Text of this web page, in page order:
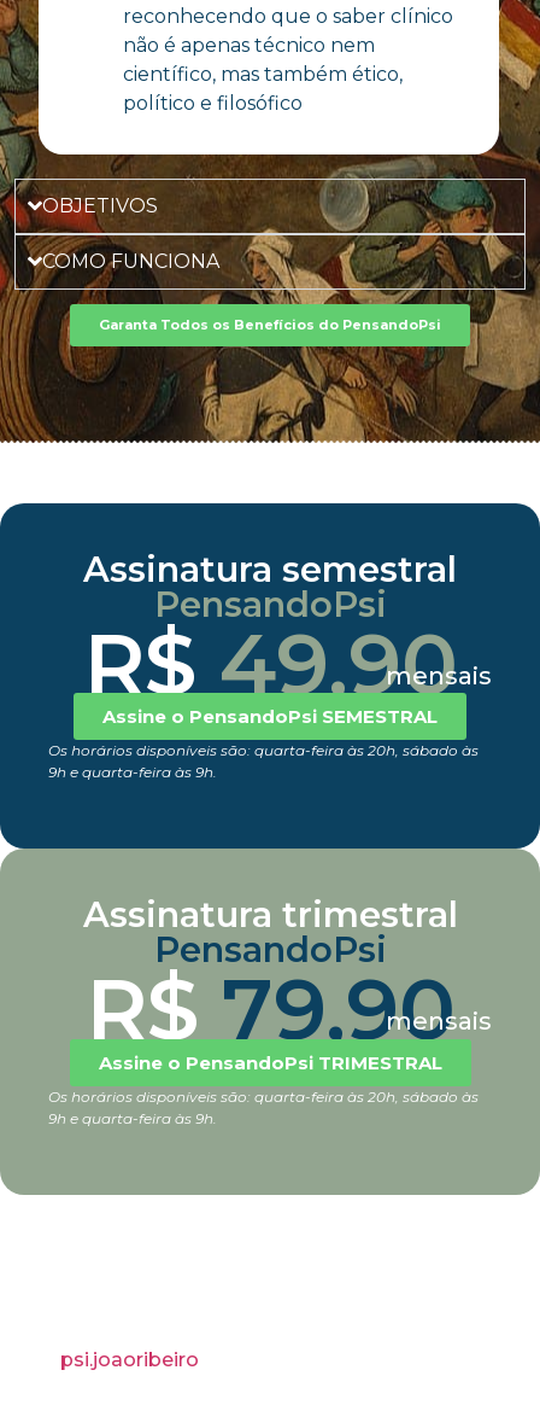
reconhecendo que o saber clínico
não é apenas técnico nem
científico, mas também ético,
político e filosófico
OBJETIVOS
COMO FUNCIONA
Garanta Todos os Benefícios do PensandoPsi
Assinatura semestral
PensandoPsi
R$49,90
mensais
Assine o PensandoPsi SEMESTRAL
Os horários disponíveis são: quarta-feira às 20h, sábado às
9h e quarta-feira às 9h.
Assinatura trimestral
PensandoPsi
R$79,90
mensais
Assine o PensandoPsi TRIMESTRAL
Os horários disponíveis são: quarta-feira às 20h, sábado às
9h e quarta-feira às 9h.
psi.joaoribeiro